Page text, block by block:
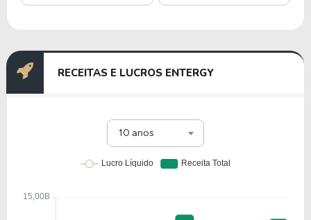
RECEITAS E LUCROS ENTERGY
10 anos